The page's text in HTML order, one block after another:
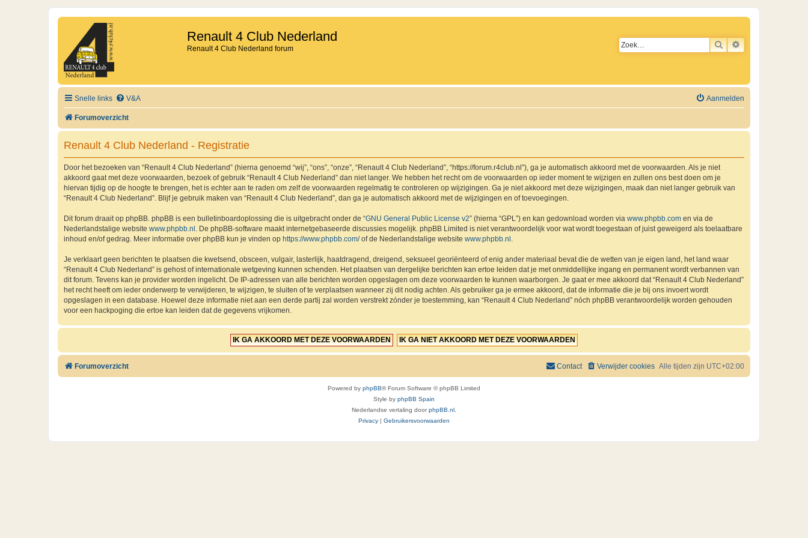
Renault 4 Club Nederland
Renault 4 Club Nederland forum ZOEKUITGEBREID
Snelle links V&A Aanmelden
Forumoverzicht
Renault 4 Club Nederland - Registratie
Door het bezoeken van “Renault 4 Club Nederland” (hierna genoemd “wij”, “ons”, “onze”, “Renault 4 Club Nederland”, “https://forum.r4club.nl”), ga je automatisch akkoord met de voorwaarden. Als je niet
akkoord gaat met deze voorwaarden, bezoek of gebruik “Renault 4 Club Nederland” dan niet langer. We hebben het recht om de voorwaarden op ieder moment te wijzigen en zullen ons best doen om je
hiervan tijdig op de hoogte te brengen, het is echter aan te raden om zelf de voorwaarden regelmatig te controleren op wijzigingen. Ga je niet akkoord met deze wijzigingen, maak dan niet langer gebruik van
“Renault 4 Club Nederland”. Blijf je gebruik maken van “Renault 4 Club Nederland”, dan ga je automatisch akkoord met de wijzigingen en of toevoegingen.
Dit forum draait op phpBB. phpBB is een bulletinboardoplossing die is uitgebracht onder de “GNU General Public License v2” (hierna “GPL”) en kan gedownload worden via www.phpbb.com en via de
Nederlandstalige website www.phpbb.nl . De phpBB-software maakt internetgebaseerde discussies mogelijk. phpBB Limited is niet verantwoordelijk voor wat wordt toegestaan of juist geweigerd als toelaatbare
inhoud en/of gedrag. Meer informatie over phpBB kun je vinden op https://www.phpbb.com/of de Nederlandstalige website www.phpbb.nl .
Je verklaart geen berichten te plaatsen die kwetsend, obsceen, vulgair, lasterlijk, haatdragend, dreigend, seksueel georiënteerd of enig ander materiaal bevat die de wetten van je eigen land, het land waar
“Renault 4 Club Nederland” is gehost of internationale wetgeving kunnen schenden. Het plaatsen van dergelijke berichten kan ertoe leiden dat je met onmiddellijke ingang en permanent wordt verbannen van
dit forum. Tevens kan je provider worden ingelicht. De IP-adressen van alle berichten worden opgeslagen om deze voorwaarden te kunnen waarborgen. Je gaat er mee akkoord dat “Renault 4 Club Nederland”
het recht heeft om ieder onderwerp te verwijderen, te wijzigen, te sluiten of te verplaatsen wanneer zij dit nodig achten. Als gebruiker ga je ermee akkoord, dat de informatie die je bij ons invoert wordt
opgeslagen in een database. Hoewel deze informatie niet aan een derde partij zal worden verstrekt zónder je toestemming, kan “Renault 4 Club Nederland” nóch phpBB verantwoordelijk worden gehouden
voor een hackpoging die ertoe kan leiden dat de gegevens vrijkomen.
Forumoverzicht Alle tijden zijn UTC+02:00
Verwijder cookies
Contact
Powered by phpBB® Forum Software © phpBB Limited
Style by phpBB Spain
Nederlandse vertaling doorphpBB.nl .
Privacy
Gebruikersvoorwaarden